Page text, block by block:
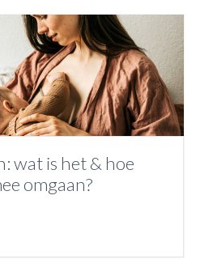
wat is het & hoe
omgaan?